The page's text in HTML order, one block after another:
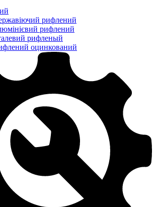
рифлений
рифлений
рифленый
оцинкований